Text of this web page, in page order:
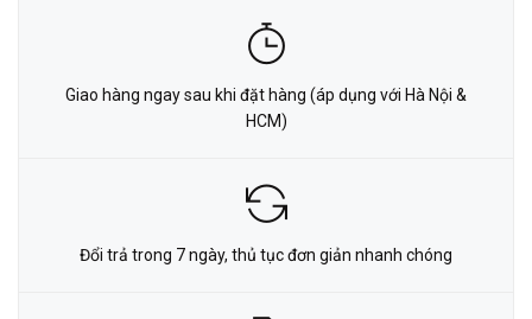
Giao hàng ngay sau khi đặt hàng (áp dụng với Hà Nội &
HCM)
Đổi trả trong 7 ngày, thủ tục đơn giản nhanh chóng